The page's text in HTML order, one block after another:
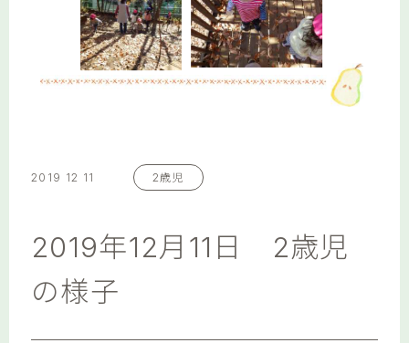
2019 12 11 2歳児
2019年12月11日 2歳児
の様子